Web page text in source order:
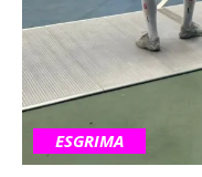
ESGRIMA